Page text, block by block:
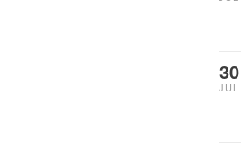
30
JUL